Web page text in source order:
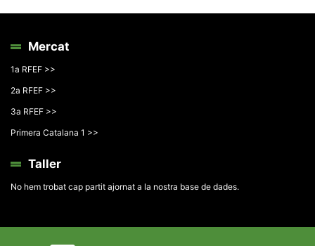
Mercat
1a RFEF >>
2a RFEF >>
3a RFEF >>
Primera Catalana 1 >>
Taller
No hem trobat cap partit ajornat a la nostra base de dades.